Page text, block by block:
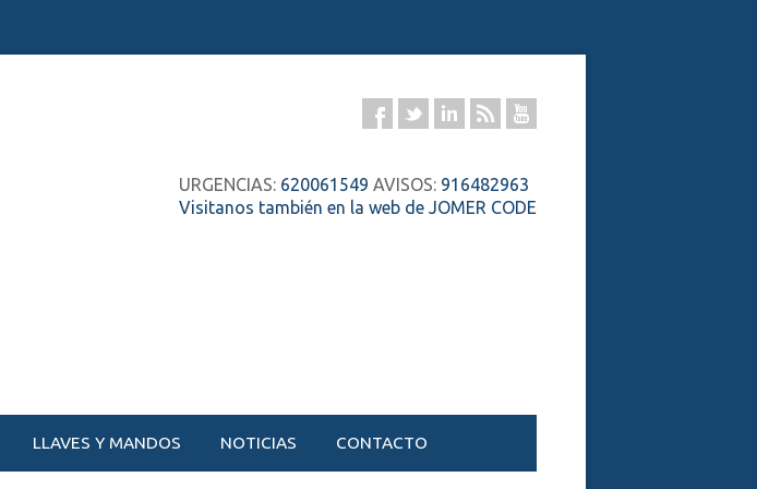
URGENCIAS: 620061549 AVISOS: 916482963
Visitanos también en la web de JOMER CODE
LLAVES Y MANDOS NOTICIAS CONTACTO